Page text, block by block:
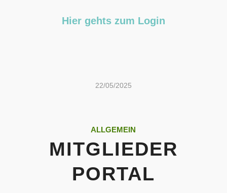
Hier gehts zum Login
22/05/2025
ALLGEMEIN
MITGLIEDER
PORTAL